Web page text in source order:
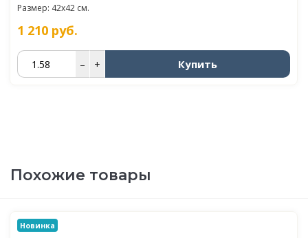
Размер: 42x42 см.
1 210 руб.
– + Купить
Похожие товары
Новинка